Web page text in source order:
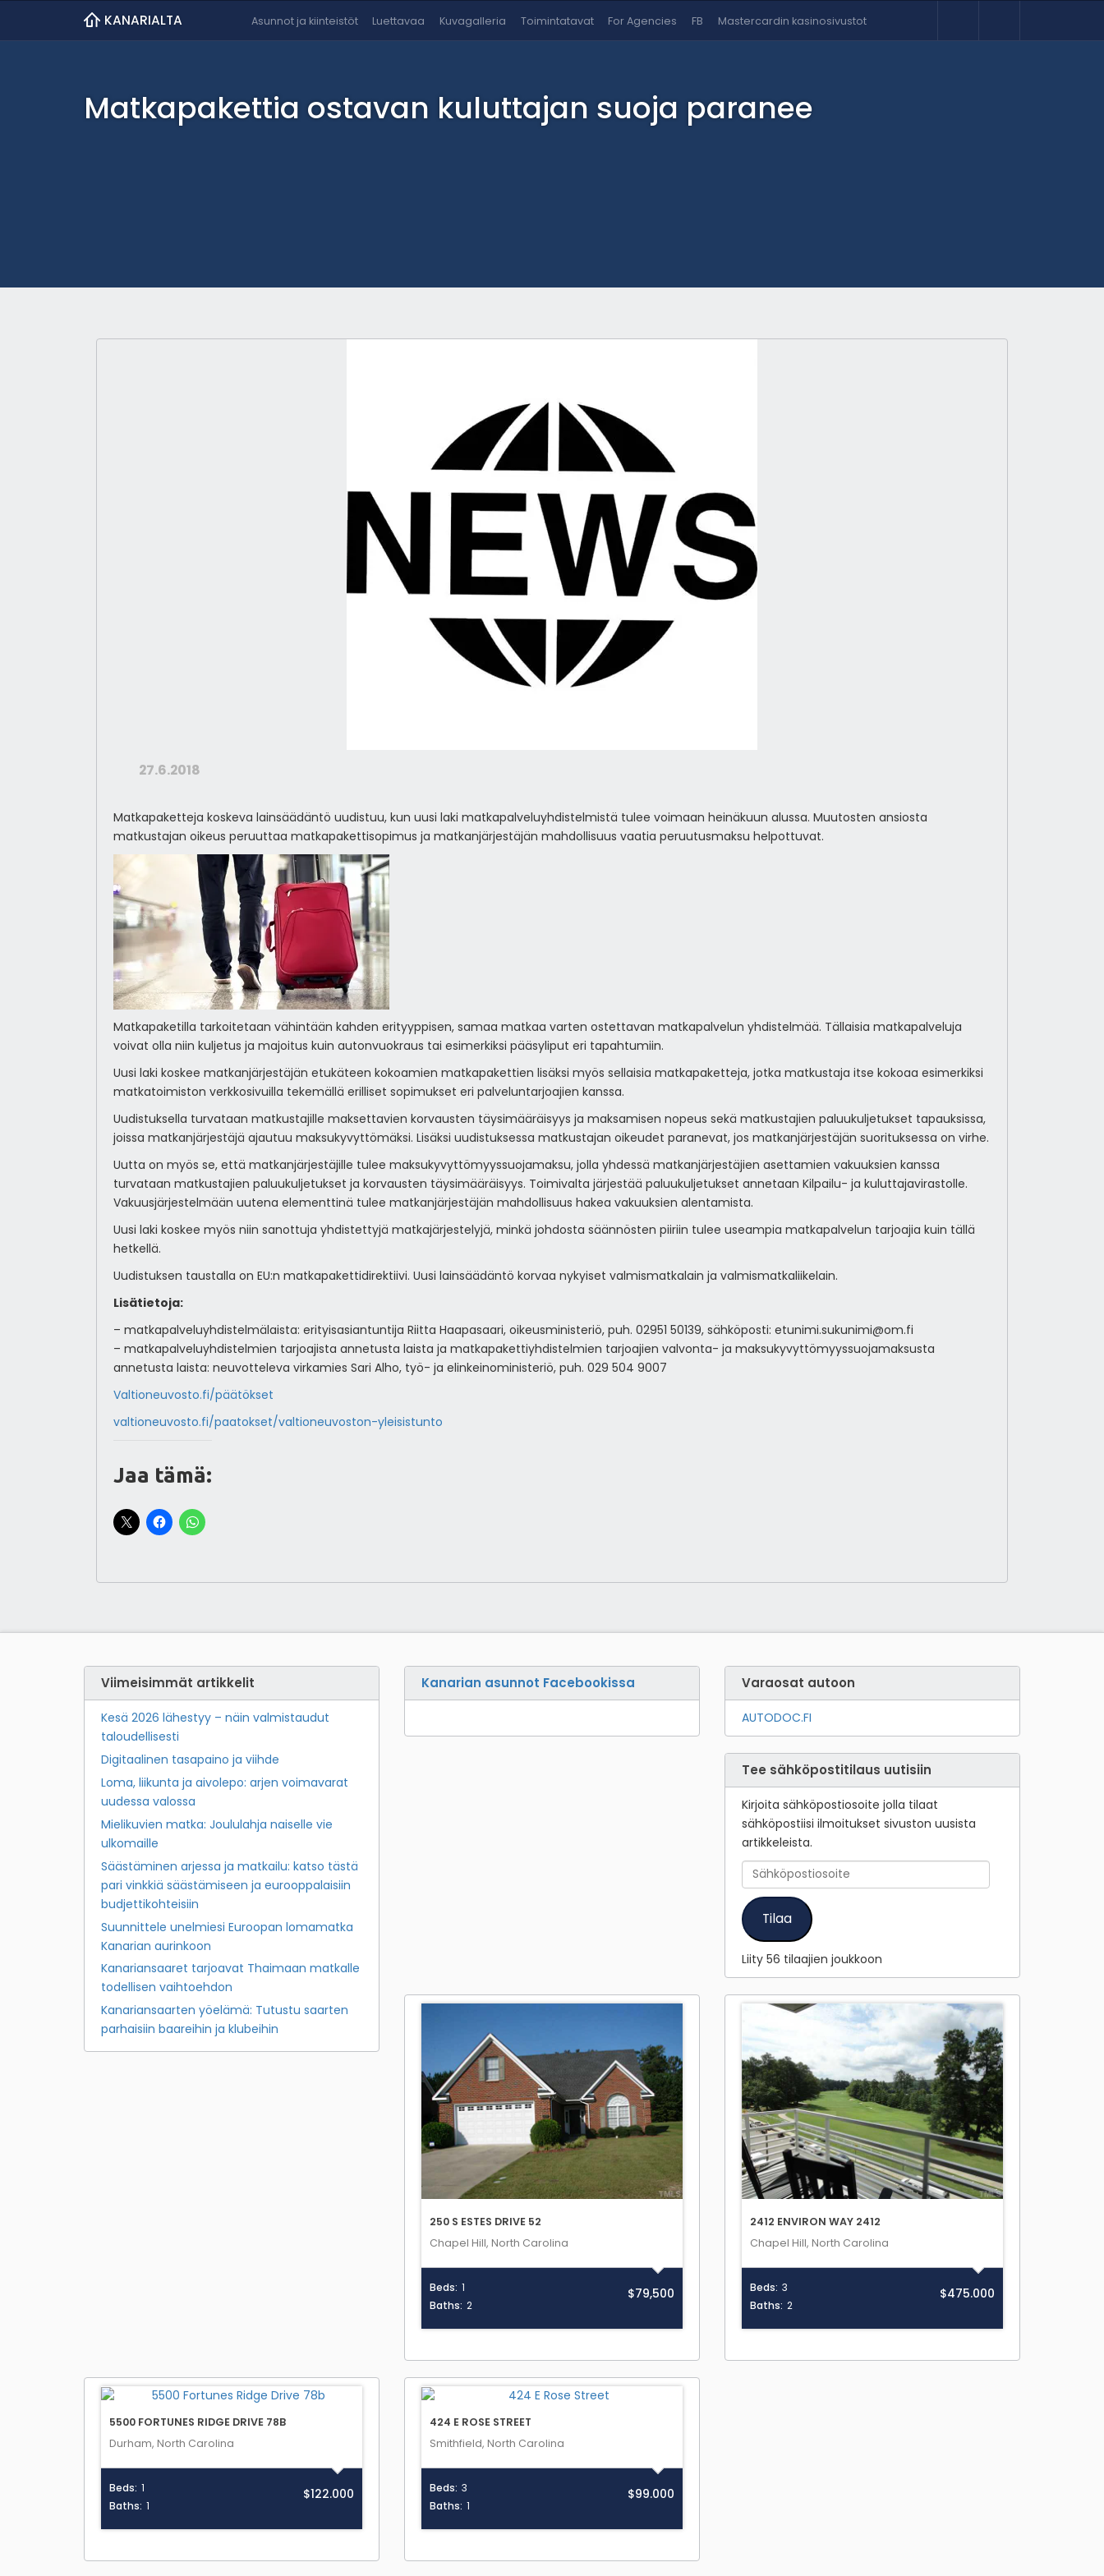
KANARIALTA Asunnot ja kiinteistöt Luettavaa Kuvagalleria Toimintatavat For Agencies FB Mastercardin kasinosivustot
Matkapakettia ostavan kuluttajan suoja paranee
27.6.2018
Matkapaketteja koskeva lainsäädäntö uudistuu, kun uusi laki matkapalveluyhdistelmistä tulee voimaan heinäkuun alussa. Muutosten ansiosta
matkustajan oikeus peruuttaa matkapakettisopimus ja matkanjärjestäjän mahdollisuus vaatia peruutusmaksu helpottuvat.
Matkapaketilla tarkoitetaan vähintään kahden erityyppisen, samaa matkaa varten ostettavan matkapalvelun yhdistelmää. Tällaisia matkapalveluja
voivat olla niin kuljetus ja majoitus kuin autonvuokraus tai esimerkiksi pääsyliput eri tapahtumiin.
Uusi laki koskee matkanjärjestäjän etukäteen kokoamien matkapakettien lisäksi myös sellaisia matkapaketteja, jotka matkustaja itse kokoaa esimerkiksi
matkatoimiston verkkosivuilla tekemällä erilliset sopimukset eri palveluntarjoajien kanssa.
Uudistuksella turvataan matkustajille maksettavien korvausten täysimääräisyys ja maksamisen nopeus sekä matkustajien paluukuljetukset tapauksissa,
joissa matkanjärjestäjä ajautuu maksukyvyttömäksi. Lisäksi uudistuksessa matkustajan oikeudet paranevat, jos matkanjärjestäjän suorituksessa on virhe.
Uutta on myös se, että matkanjärjestäjille tulee maksukyvyttömyyssuojamaksu, jolla yhdessä matkanjärjestäjien asettamien vakuuksien kanssa
turvataan matkustajien paluukuljetukset ja korvausten täysimääräisyys. Toimivalta järjestää paluukuljetukset annetaan Kilpailu- ja kuluttajavirastolle.
Vakuusjärjestelmään uutena elementtinä tulee matkanjärjestäjän mahdollisuus hakea vakuuksien alentamista.
Uusi laki koskee myös niin sanottuja yhdistettyjä matkajärjestelyjä, minkä johdosta säännösten piiriin tulee useampia matkapalvelun tarjoajia kuin tällä
hetkellä.
Uudistuksen taustalla on EU:n matkapakettidirektiivi. Uusi lainsäädäntö korvaa nykyiset valmismatkalain ja valmismatkaliikelain.
Lisätietoja:
– matkapalveluyhdistelmälaista: erityisasiantuntija Riitta Haapasaari, oikeusministeriö, puh. 02951 50139, sähköposti: etunimi.sukunimi@om.fi
– matkapalveluyhdistelmien tarjoajista annetusta laista ja matkapakettiyhdistelmien tarjoajien valvonta- ja maksukyvyttömyyssuojamaksusta
annetusta laista: neuvotteleva virkamies Sari Alho, työ- ja elinkeinoministeriö, puh. 029 504 9007
Valtioneuvosto.fi/päätökset
valtioneuvosto.fi/paatokset/valtioneuvoston-yleisistunto
Jaa tämä:
Viimeisimmät artikkelit
Kesä 2026 lähestyy – näin valmistaudut
taloudellisesti
Digitaalinen tasapaino ja viihde
Loma, liikunta ja aivolepo: arjen voimavarat
uudessa valossa
Mielikuvien matka: Joululahja naiselle vie
ulkomaille
Säästäminen arjessa ja matkailu: katso tästä
pari vinkkiä säästämiseen ja eurooppalaisiin
budjettikohteisiin
Suunnittele unelmiesi Euroopan lomamatka
Kanarian aurinkoon
Kanariansaaret tarjoavat Thaimaan matkalle
todellisen vaihtoehdon
Kanariansaarten yöelämä: Tutustu saarten
parhaisiin baareihin ja klubeihin
Kanarian asunnot Facebookissa Varaosat autoon
AUTODOC.FI
Tee sähköpostitilaus uutisiin
Kirjoita sähköpostiosoite jolla tilaat
sähköpostiisi ilmoitukset sivuston uusista
artikkeleista.
Sähköpostiosoite
Tilaa
Liity 56 tilaajien joukkoon
250 S ESTES DRIVE 52
Chapel Hill, North Carolina
Beds: 1
Baths: 2
$79,500
2412 ENVIRON WAY 2412
Chapel Hill, North Carolina
Beds: 3
Baths: 2
$475.000
5500 FORTUNES RIDGE DRIVE 78B
Durham, North Carolina
Beds: 1
Baths: 1
$122.000
424 E ROSE STREET
Smithfield, North Carolina
Beds: 3
Baths: 1
$99.000